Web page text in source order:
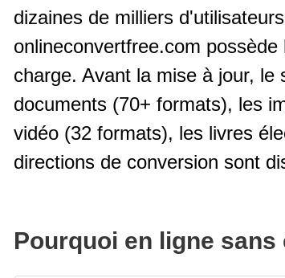
dizaines de milliers
onlineconvertfree.com
charge. Avant la mise à jour,
documents (70+ formats), les
vidéo (32 formats), les livres
directions de conversion sont
Pourquoi en ligne